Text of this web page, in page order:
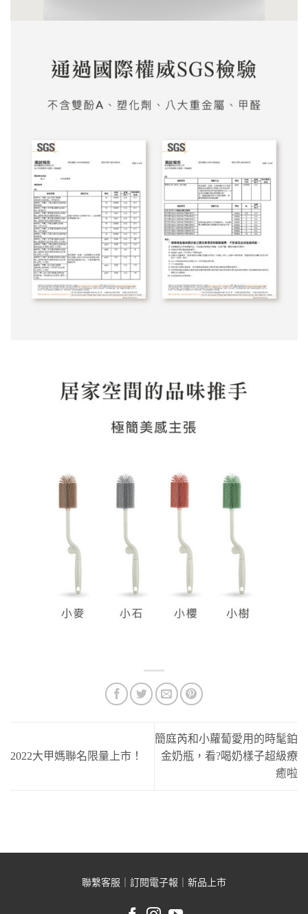
2022大甲媽聯名限量上市！
簡庭芮和小蘿蔔愛用的時髦鉑
金奶瓶，看?喝奶樣子超級療
癒啦
聯繫客服 訂閱電子報 新品上市